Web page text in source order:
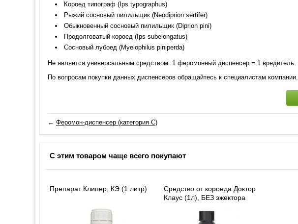
Короед типограф (Ips typographus)
Рыжий сосновый пилильщик (Neodiprion sertifer)
Обыкновенный сосновый пилильщик (Diprion pini)
Продолговатый короед (Ips subelongatus)
Сосновый лубоед (Myelophilus piniperda)
Не является универсальным средством. 1 феромонный диспенсер = 1 вредитель.
По вопросам покупки данных диспенсеров обращайтесь к специалистам компании.
← Феромон-диспенсер (категория C)
С этим товаром чаще всего покупают
Препарат Клипер, КЭ (1 литр)
Средство от короеда Доктор
Клаус (1л), БЕЗ эжектора